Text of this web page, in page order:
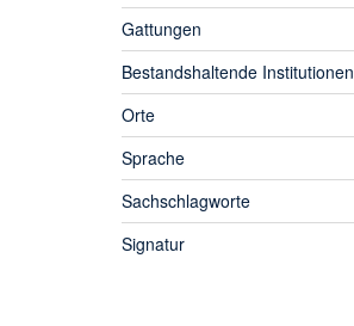
Gattungen
Bestandshaltende Institutionen
Orte
Sprache
Sachschlagworte
Signatur